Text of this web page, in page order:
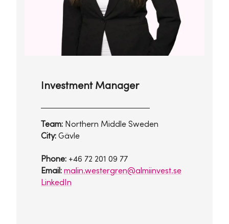
Investment Manager
Team: Northern Middle Sweden
City: Gävle
Phone: +46 72 201 09 77
Email: malin.westergren@almiinvest.se
LinkedIn